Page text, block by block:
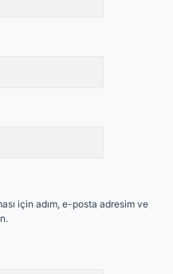
için adım, e-posta adresim ve